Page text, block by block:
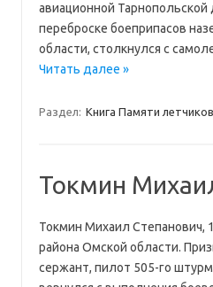
авиационной
переброске боеприпасов
области, столкнулся с
Читать далее »
Раздел: Книга Памяти
Токмин
Токмин Михаил Степанович,
района Омской области.
сержант, пилот 505-го